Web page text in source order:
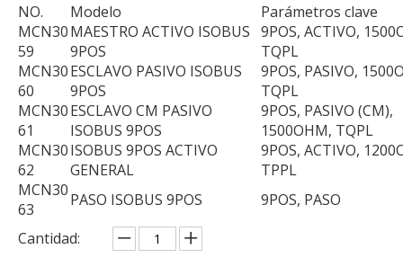
Bshine Arnés de cables para automóvil con relé automotriz personalizado, venta directa de fábrica Modifique la venta directa del precio de fábrica del arnés de cableado para requisitos particulares de la maquinaria agrícola
NO. Modelo
Parámetros clave
MCN30
59
MAESTRO ACTIVO ISOBUS
9POS
9POS, ACTIVO,
TQPL
MCN30
60
ESCLAVO PASIVO ISOBUS
9POS
9POS, PASIVO,
TQPL
MCN30
61
ESCLAVO CM PASIVO
ISOBUS 9POS
9POS, PASIVO (CM),
1500OHM, TQPL
MCN30
62
ISOBUS 9POS ACTIVO
GENERAL
9POS, ACTIVO,
TPPL
MCN30
63
PASO ISOBUS 9POS
9POS, PASO
Cantidad: